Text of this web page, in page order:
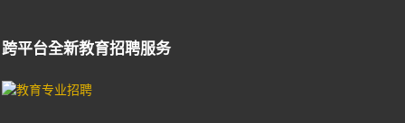
跨平台全新教育招聘服务